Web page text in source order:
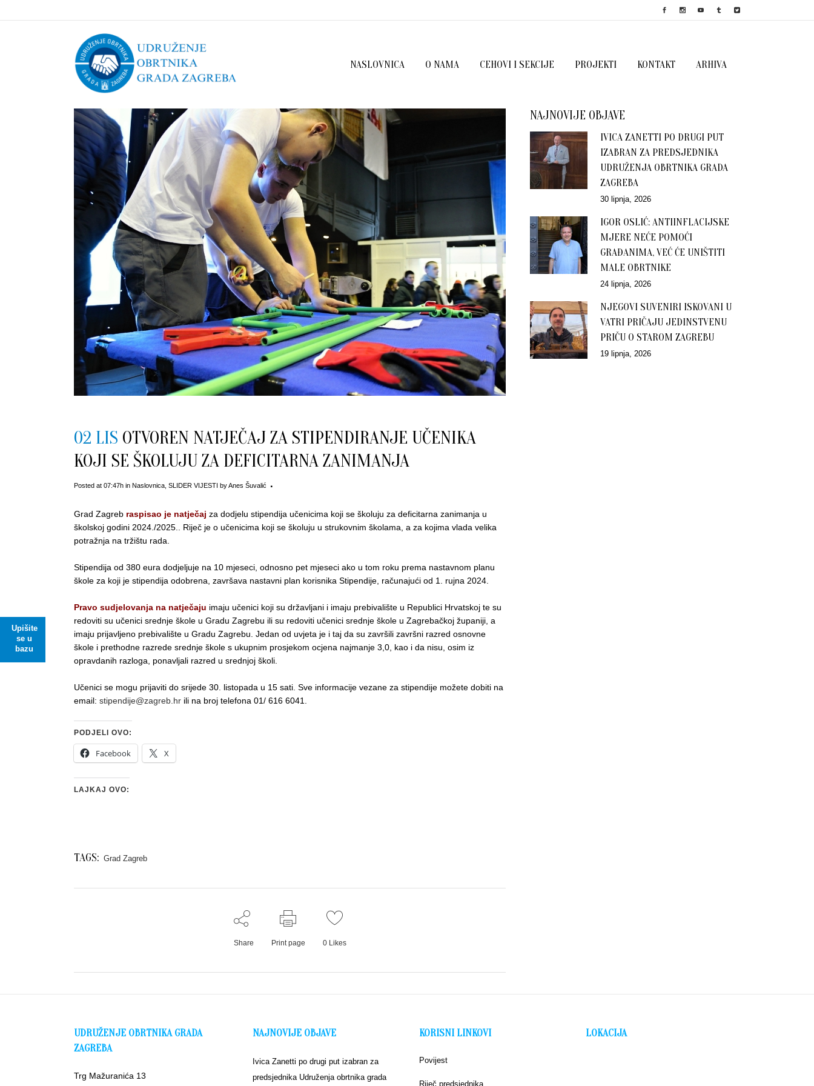
NASLOVNICA O NAMA CEHOVI I SEKCIJE PROJEKTI KONTAKT ARHIVA
Upišite
se u
bazu
02 LIS OTVOREN NATJEČAJ ZA STIPENDIRANJE UČENIKA
KOJI SE ŠKOLUJU ZA DEFICITARNA ZANIMANJA
Posted at 07:47h in Naslovnica SLIDER VIJESTI byAnes Šuvalić
Grad Zagreb raspisao je natječaj za dodjelu stipendija učenicima koji se školuju za deficitarna zanimanja u
školskoj godini 2024./2025.. Riječ je o učenicima koji se školuju u strukovnim školama, a za kojima vlada velika
potražnja na tržištu rada.
Stipendija od 380 eura dodjeljuje na 10 mjeseci, odnosno pet mjeseci ako u tom roku prema nastavnom planu
škole za koji je stipendija odobrena, završava nastavni plan korisnika Stipendije, računajući od 1. rujna 2024.
Pravo sudjelovanja na natječaju imaju učenici koji su državljani i imaju prebivalište u Republici Hrvatskoj te su
redoviti su učenici srednje škole u Gradu Zagrebu ili su redoviti učenici srednje škole u Zagrebačkoj županiji, a
imaju prijavljeno prebivalište u Gradu Zagrebu. Jedan od uvjeta je i taj da su završili završni razred osnovne
škole i prethodne razrede srednje škole s ukupnim prosjekom ocjena najmanje 3,0, kao i da nisu, osim iz
opravdanih razloga, ponavljali razred u srednjoj školi.
Učenici se mogu prijaviti do srijede 30. listopada u 15 sati. Sve informacije vezane za stipendije možete dobiti na
email: stipendije@zagreb.hr ili na broj telefona 01/ 616 6041.
PODJELI OVO:
Facebook X
LAJKAJ OVO:
TAGS: Grad Zagreb
Share Print page 0Likes
NAJNOVIJE OBJAVE
IVICA ZANETTI PO DRUGI PUT
IZABRAN ZA PREDSJEDNIKA
UDRUŽENJA OBRTNIKA GRADA
ZAGREBA
30 lipnja, 2026
IGOR OSLIĆ: ANTIINFLACIJSKE
MJERE NEĆE POMOĆI
GRAĐANIMA, VEĆ ĆE UNIŠTITI
MALE OBRTNIKE
24 lipnja, 2026
NJEGOVI SUVENIRI ISKOVANI U
VATRI PRIČAJU JEDINSTVENU
PRIČU O STAROM ZAGREBU
19 lipnja, 2026
UDRUŽENJE OBRTNIKA GRADA
ZAGREBA
Trg Mažuranića 13
NAJNOVIJE OBJAVE
Ivica Zanetti po drugi put izabran za
predsjednika Udruženja obrtnika grada
KORISNI LINKOVI
Povijest
Riječ predsjednika
LOKACIJA